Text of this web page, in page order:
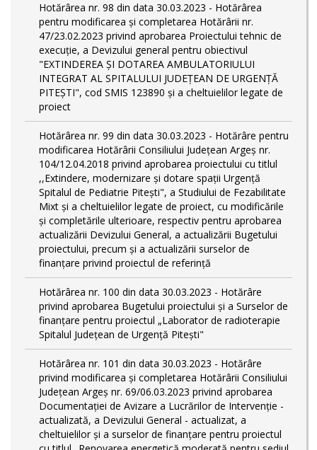
Hotărârea nr. 98 din data 30.03.2023 - Hotărârea
pentru modificarea și completarea Hotărârii nr.
47/23.02.2023 privind aprobarea Proiectului tehnic de
execuție, a Devizului general pentru obiectivul
"EXTINDEREA ȘI DOTAREA AMBULATORIULUI
INTEGRAT AL SPITALULUI JUDEȚEAN DE URGENȚĂ
PITEȘTI", cod SMIS 123890 și a cheltuielilor legate de
proiect
Hotărârea nr. 99 din data 30.03.2023 - Hotărâre pentru
modificarea Hotărârii Consiliului Județean Argeș nr.
104/12.04.2018 privind aprobarea proiectului cu titlul
,,Extindere, modernizare și dotare spații Urgență
Spitalul de Pediatrie Pitești", a Studiului de Fezabilitate
Mixt și a cheltuielilor legate de proiect, cu modificările
și completările ulterioare, respectiv pentru aprobarea
actualizării Devizului General, a actualizării Bugetului
proiectului, precum și a actualizării surselor de
finanțare privind proiectul de referință
Hotărârea nr. 100 din data 30.03.2023 - Hotărâre
privind aprobarea Bugetului proiectului și a Surselor de
finanțare pentru proiectul „Laborator de radioterapie
Spitalul Județean de Urgență Pitești"
Hotărârea nr. 101 din data 30.03.2023 - Hotărâre
privind modificarea și completarea Hotărârii Consiliului
Județean Argeș nr. 69/06.03.2023 privind aprobarea
Documentației de Avizare a Lucrărilor de Intervenție -
actualizată, a Devizului General - actualizat, a
cheltuielilor și a surselor de finanțare pentru proiectul